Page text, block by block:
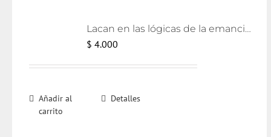
Lacan en las lógicas de la emancipación [eBook]
$ 4.000
Añadir al
carrito
Detalles